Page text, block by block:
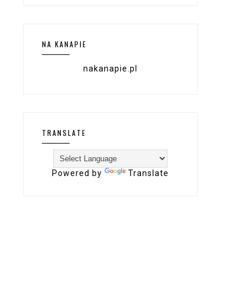
NA KANAPIE
nakanapie.pl
TRANSLATE
Powered by Translate